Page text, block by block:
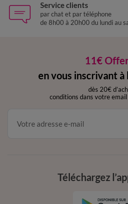
Service clients
par chat et par téléphone
de 8h00 à 20h00 du lundi au
11€
en vous inscrivant
dès 20€
conditions dans votre
Téléchargez